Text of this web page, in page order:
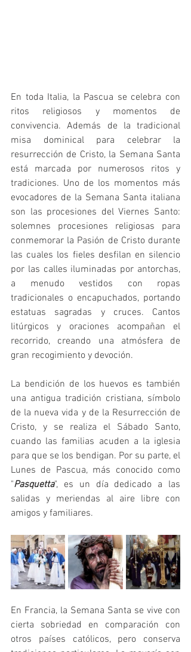
En toda Italia, la Pascua se celebra con
ritos religiosos y momentos de
convivencia. Además de la tradicional
misa dominical para celebrar la
resurrección de Cristo, la Semana Santa
está marcada por numerosos ritos y
tradiciones. Uno de los momentos más
evocadores de la Semana Santa italiana
son las procesiones del Viernes Santo:
solemnes procesiones religiosas para
conmemorar la Pasión de Cristo durante
las cuales los fieles desfilan en silencio
por las calles iluminadas por antorchas,
a menudo vestidos con ropas
tradicionales o encapuchados, portando
estatuas sagradas y cruces. Cantos
litúrgicos y oraciones acompañan el
recorrido, creando una atmósfera de
gran recogimiento y devoción.
La bendición de los huevos es también
una antigua tradición cristiana, símbolo
de la nueva vida y de la Resurrección de
Cristo, y se realiza el Sábado Santo,
cuando las familias acuden a la iglesia
para que se los bendigan. Por su parte, el
Lunes de Pascua, más conocido como
"Pasquetta", es un día dedicado a las
salidas y meriendas al aire libre con
amigos y familiares.
En Francia, la Semana Santa se vive con
cierta sobriedad en comparación con
otros países católicos, pero conserva